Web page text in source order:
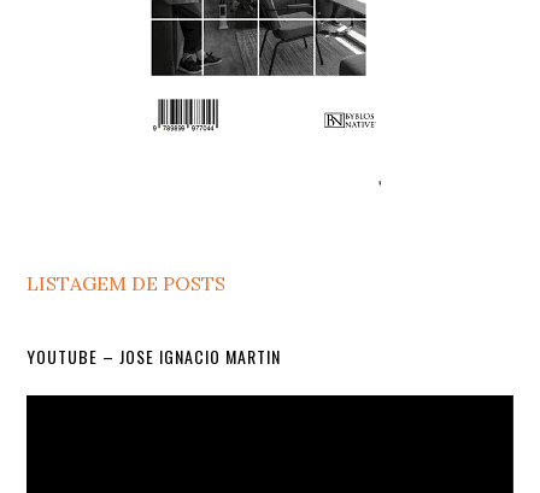
LISTAGEM DE POSTS
YOUTUBE – JOSE IGNACIO MARTIN